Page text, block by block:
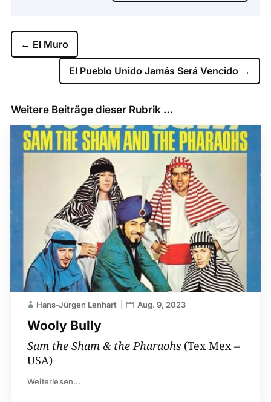
← El Muro
El Pueblo Unido Jamás Será Vencido →
Weitere Beiträge dieser Rubrik …
Wooly Bully
Hans-Jürgen Lenhart Aug. 9, 2023
Sam the Sham & the Pharaohs (Tex Mex –
USA)
Weiterlesen...